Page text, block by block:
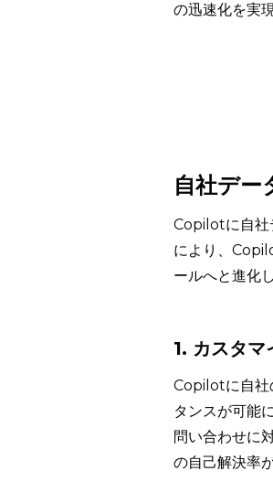
の迅速化を実
自社デ
Copilotに自社
により、
ールへと進化
1. カスタマ
Copilotに自社
タンスが可能
問い合わせに
の自己解決率